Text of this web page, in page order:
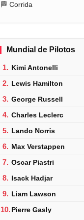
🏁 Corrida
Mundial de Pilotos
1. Kimi Antonelli
2. Lewis Hamilton
3. George Russell
4. Charles Leclerc
5. Lando Norris
6. Max Verstappen
7. Oscar Piastri
8. Isack Hadjar
9. Liam Lawson
10.Pierre Gasly